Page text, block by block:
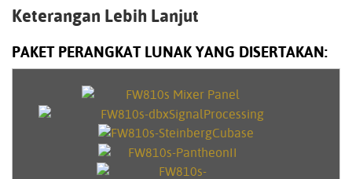
Keterangan Lebih Lanjut
PAKET PERANGKAT LUNAK YANG DISERTAKAN: